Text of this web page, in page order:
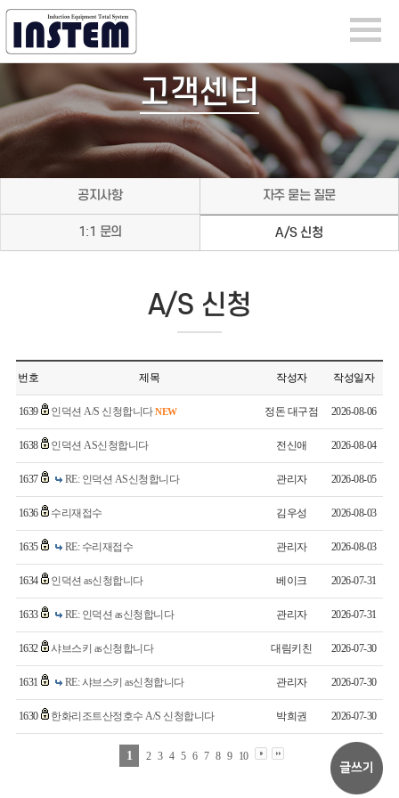
고객센터
공지사항 자주 묻는 질문
1:1 문의 A/S 신청
A/S 신청
번호 제목 작성자 작성일자
1639 인덕션 A/S 신청합니다NEW 정돈 대구점 2026-08-06
1638 인덕션 AS신청합니다 전신애 2026-08-04
1637 RE: 인덕션 AS신청합니다 관리자 2026-08-05
1636 수리재접수 김우성 2026-08-03
1635 RE: 수리재접수 관리자 2026-08-03
1634 인덕션 as신청합니다 베이크 2026-07-31
1633 RE: 인덕션 as신청합니다 관리자 2026-07-31
1632 샤브스키 as신청합니다 대림키친 2026-07-30
1631 RE: 샤브스키 as신청합니다 관리자 2026-07-30
1630 한화리조트산정호수 A/S 신청합니다 박희권 2026-07-30
1 2 3 4 5 6 7 8 9 10